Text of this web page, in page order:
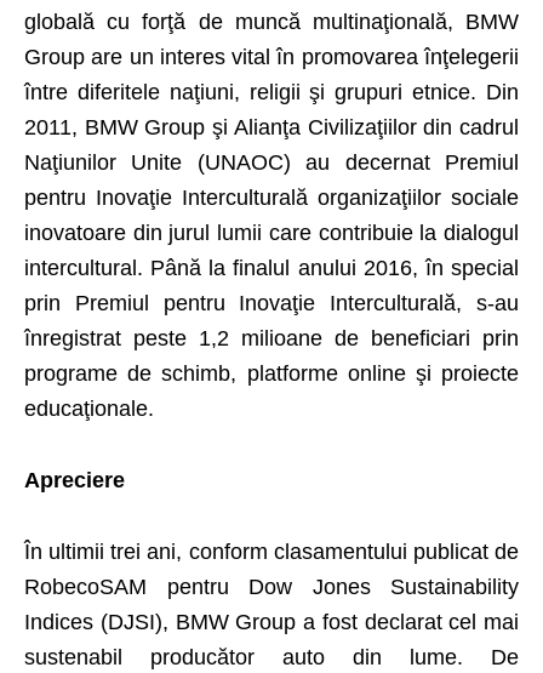
globală cu forţă de muncă multinaţională, BMW
Group are un interes vital în promovarea înţelegerii
între diferitele naţiuni, religii şi grupuri etnice. Din
2011, BMW Group şi Alianţa Civilizaţiilor din cadrul
Naţiunilor Unite (UNAOC) au decernat Premiul
pentru Inovaţie Interculturală organizaţiilor sociale
inovatoare din jurul lumii care contribuie la dialogul
intercultural. Până la finalul anului 2016, în special
prin Premiul pentru Inovaţie Interculturală, s-au
înregistrat peste 1,2 milioane de beneficiari prin
programe de schimb, platforme online şi proiecte
educaţionale.
Apreciere
În ultimii trei ani, conform clasamentului publicat de
RobecoSAM pentru Dow Jones Sustainability
Indices (DJSI), BMW Group a fost declarat cel mai
sustenabil producător auto din lume. De